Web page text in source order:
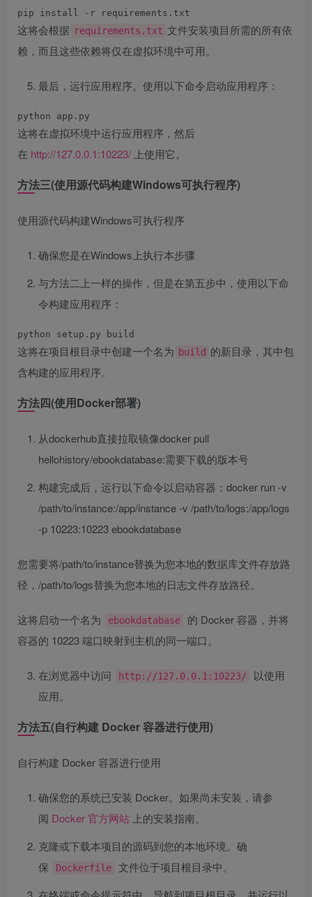
pip install -r requirements.txt
这将会根据 requirements.txt 文件安装项目所需的所有依
赖，而且这些依赖将仅在虚拟环境中可用。
最后，运行应用程序。使用以下命令启动应用程序：
python app.py
这将在虚拟环境中运行应用程序，然后
在 http://127.0.0.1:10223/ 上使用它。
方法三(使用源代码构建Windows可执行程序)
使用源代码构建Windows可执行程序
确保您是在Windows上执行本步骤
与方法二上一样的操作，但是在第五步中，使用以下命
令构建应用程序：
python setup.py build
这将在项目根目录中创建一个名为 build 的新目录，其中包
含构建的应用程序。
方法四(使用Docker部署)
从dockerhub直接拉取镜像docker pull
hellohistory/ebookdatabase:需要下载的版本号
构建完成后，运行以下命令以启动容器：docker run -v
/path/to/instance:/app/instance -v /path/to/logs:/app/logs
-p 10223:10223 ebookdatabase
您需要将/path/to/instance替换为您本地的数据库文件存放路
径，/path/to/logs替换为您本地的日志文件存放路径。
这将启动一个名为 ebookdatabase
的 Docker 容器，并将
容器的 10223 端口映射到主机的同一端口。
在浏览器中访问 http://127.0.0.1:10223/
以使用
应用。
方法五(自行构建 Docker 容器进行使用)
自行构建 Docker 容器进行使用
确保您的系统已安装 Docker。如果尚未安装，请参
阅 Docker 官方网站 上的安装指南。
克隆或下载本项目的源码到您的本地环境。确
保
Dockerfile
文件位于项目根目录中。